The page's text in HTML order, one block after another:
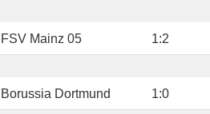
FSV Mainz 05 1:2
Borussia Dortmund 1:0